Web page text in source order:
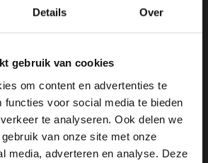
Details Over
gebruik van cookies
om content en advertenties te
functies voor social media te bieden
te analyseren. Ook delen we
van onze site met onze
media, adverteren en analyse. Deze
SHIRTSUPPLIER.NL
voor mannen
Zijlijnstraat 24
1433 DC